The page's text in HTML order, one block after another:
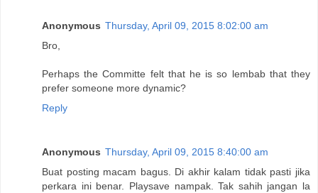
Anonymous Thursday, April 09, 2015 8:02:00 am
Bro,
Perhaps the Committe felt that he is so lembab that they
prefer someone more dynamic?
Reply
Anonymous Thursday, April 09, 2015 8:40:00 am
Buat posting macam bagus. Di akhir kalam tidak pasti jika
perkara ini benar. Playsave nampak. Tak sahih jangan la